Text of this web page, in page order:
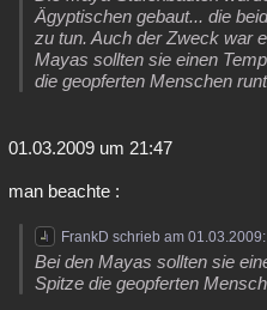
Ägyptischen gebaut... die
zu tun. Auch der Zweck war
Mayas sollten sie einen
die geopferten Menschen
01.03.2009 um 21:47
man beachte :
FrankD schrieb am 01.03.2009:
Bei den Mayas sollten sie
Spitze die geopferten